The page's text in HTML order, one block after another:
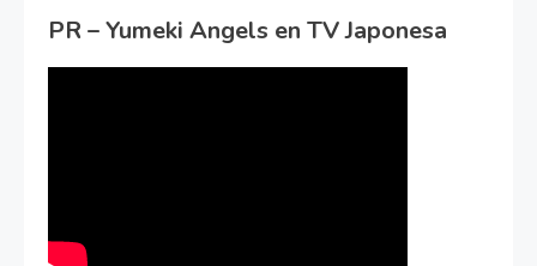
PR – Yumeki Angels en TV Japonesa